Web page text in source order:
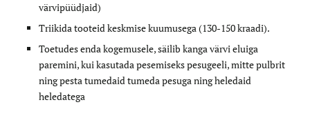
värvipüüdjaid)
Triikida tooteid keskmise kuumusega (130-150 kraadi).
Toetudes enda kogemusele, säilib kanga värvi eluiga
paremini, kui kasutada pesemiseks pesugeeli, mitte pulbrit
ning pesta tumedaid tumeda pesuga ning heledaid
heledatega